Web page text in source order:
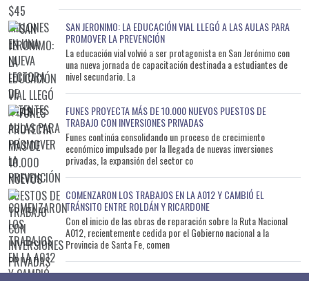
SAN JERONIMO: LA EDUCACIÓN VIAL LLEGÓ A LAS AULAS PARA
PROMOVER LA PREVENCIÓN
La educación vial volvió a ser protagonista en San Jerónimo con
una nueva jornada de capacitación destinada a estudiantes de
nivel secundario. La
FUNES PROYECTA MÁS DE 10.000 NUEVOS PUESTOS DE
TRABAJO CON INVERSIONES PRIVADAS
Funes continúa consolidando un proceso de crecimiento
económico impulsado por la llegada de nuevas inversiones
privadas, la expansión del sector co
COMENZARON LOS TRABAJOS EN LA A012 Y CAMBIÓ EL
TRÁNSITO ENTRE ROLDÁN Y RICARDONE
Con el inicio de las obras de reparación sobre la Ruta Nacional
A012, recientemente cedida por el Gobierno nacional a la
Provincia de Santa Fe, comen